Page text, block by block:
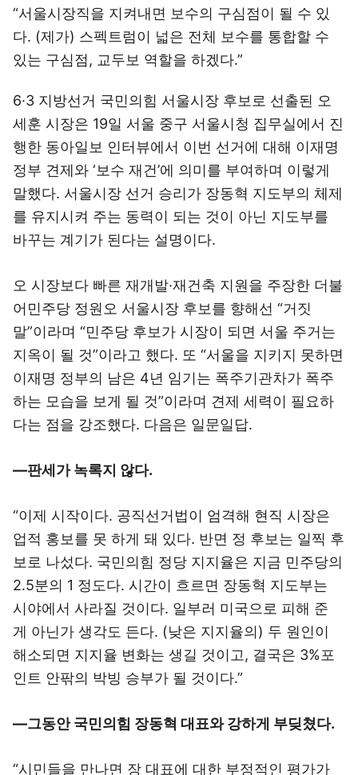
“서울시장직을 지켜내면 보수의 구심점이 될 수 있
다. (제가) 스펙트럼이 넓은 전체 보수를 통합할 수
있는 구심점, 교두보 역할을 하겠다.”
6·3 지방선거 국민의힘 서울시장 후보로 선출된 오
세훈 시장은 19일 서울 중구 서울시청 집무실에서 진
행한 동아일보 인터뷰에서 이번 선거에 대해 이재명
정부 견제와 ‘보수 재건’에 의미를 부여하며 이렇게
말했다. 서울시장 선거 승리가 장동혁 지도부의 체제
를 유지시켜 주는 동력이 되는 것이 아닌 지도부를
바꾸는 계기가 된다는 설명이다.
오 시장보다 빠른 재개발·재건축 지원을 주장한 더불
어민주당 정원오 서울시장 후보를 향해선 “거짓
말”이라며 “민주당 후보가 시장이 되면 서울 주거는
지옥이 될 것”이라고 했다. 또 “서울을 지키지 못하면
이재명 정부의 남은 4년 임기는 폭주기관차가 폭주
하는 모습을 보게 될 것”이라며 견제 세력이 필요하
다는 점을 강조했다. 다음은 일문일답.
―판세가 녹록지 않다.
“이제 시작이다. 공직선거법이 엄격해 현직 시장은
업적 홍보를 못 하게 돼 있다. 반면 정 후보는 일찍 후
보로 나섰다. 국민의힘 정당 지지율은 지금 민주당의
2.5분의 1 정도다. 시간이 흐르면 장동혁 지도부는
시야에서 사라질 것이다. 일부러 미국으로 피해 준
게 아닌가 생각도 든다. (낮은 지지율의) 두 원인이
해소되면 지지율 변화는 생길 것이고, 결국은 3%포
인트 안팎의 박빙 승부가 될 것이다.”
―그동안 국민의힘 장동혁 대표와 강하게 부딪쳤다.
“시민들을 만나면 장 대표에 대한 부정적인 평가가